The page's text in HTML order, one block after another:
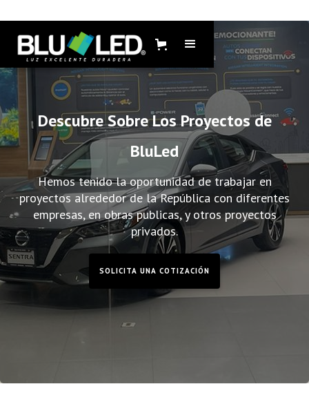
Descubre Sobre Los Proyectos de
BluLed
Hemos tenido la oportunidad de trabajar en
proyectos alrededor de la República con diferentes
empresas, en obras publicas, y otros proyectos
privados.
SOLICITA UNA COTIZACIÓN